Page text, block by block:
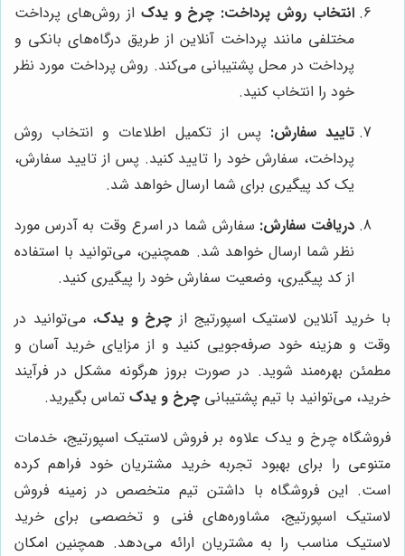
انتخاب روش پرداخت: چرخ و یدک از روش‌های پرداخت
مختلفی مانند پرداخت آنلاین از طریق درگاه‌های بانکی و
پرداخت در محل پشتیبانی می‌کند. روش پرداخت مورد نظر
خود را انتخاب کنید.
تایید سفارش: پس از تکمیل اطلاعات و انتخاب روش
پرداخت، سفارش خود را تایید کنید. پس از تایید سفارش،
یک کد پیگیری برای شما ارسال خواهد شد.
دریافت سفارش: سفارش شما در اسرع وقت به آدرس مورد
نظر شما ارسال خواهد شد. همچنین، می‌توانید با استفاده
از کد پیگیری، وضعیت سفارش خود را پیگیری کنید.
با خرید آنلاین لاستیک اسپورتیج از چرخ و یدک، می‌توانید در
وقت و هزینه خود صرفه‌جویی کنید و از مزایای خرید آسان و
مطمئن بهره‌مند شوید. در صورت بروز هرگونه مشکل در فرآیند
خرید، می‌توانید با تیم پشتیبانی چرخ و یدک تماس بگیرید.
فروشگاه چرخ و یدک علاوه بر فروش لاستیک اسپورتیج، خدمات
متنوعی را برای بهبود تجربه خرید مشتریان خود فراهم کرده
است. این فروشگاه با داشتن تیم متخصص در زمینه فروش
لاستیک اسپورتیج، مشاوره‌های فنی و تخصصی برای خرید
لاستیک مناسب را به مشتریان ارائه می‌دهد. همچنین امکان